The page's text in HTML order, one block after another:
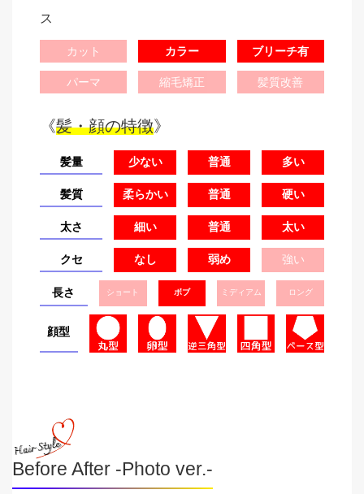
ス
カット カラー ブリーチ有
パーマ 縮毛矯正 髪質改善
《髪・顔の特徴》
髪量 少ない 普通 多い
髪質 柔らかい 普通 硬い
太さ 細い 普通 太い
クセ なし 弱め 強い
長さ ショート ボブ ミディアム ロング
顔型
Before After -Photo ver.-